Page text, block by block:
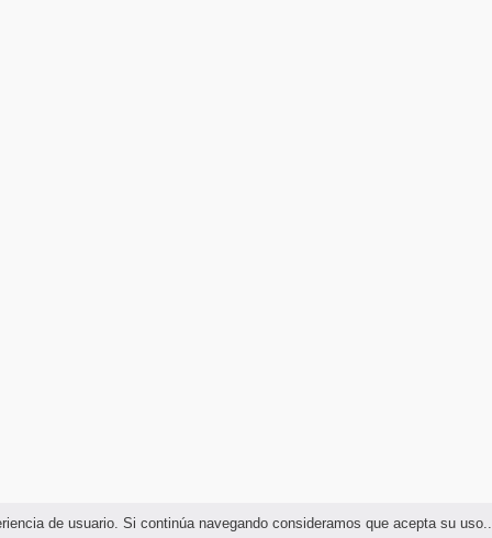
de usuario. Si continúa navegando consideramos que acepta su uso..